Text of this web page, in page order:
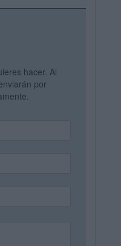
hacer. Al
por